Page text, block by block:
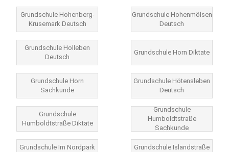
Grundschule Hohenberg-
Krusemark Deutsch
Grundschule Hohenmölsen
Deutsch
Grundschule Holleben
Deutsch
Grundschule Horn Diktate
Grundschule Horn
Sachkunde
Grundschule Hötensleben
Deutsch
Grundschule
Humboldtstraße Diktate
Grundschule
Humboldtstraße
Sachkunde
Grundschule Im Nordpark
Grundschule Islandstraße